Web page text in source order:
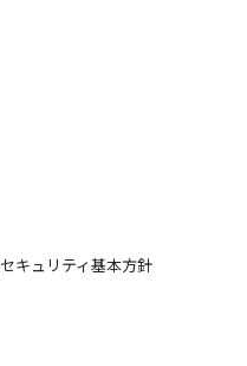
キュリティ基本方針